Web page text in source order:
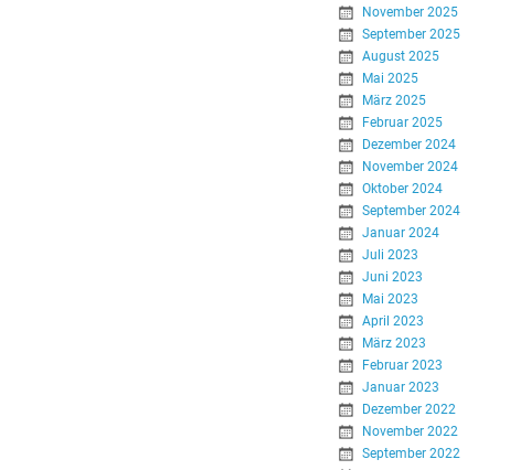
November 2025
September 2025
August 2025
Mai 2025
März 2025
Februar 2025
Dezember 2024
November 2024
Oktober 2024
September 2024
Januar 2024
Juli 2023
Juni 2023
Mai 2023
April 2023
März 2023
Februar 2023
Januar 2023
Dezember 2022
November 2022
September 2022